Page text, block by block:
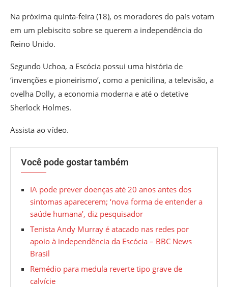
Na próxima quinta-feira (18), os moradores do país votam
em um plebiscito sobre se querem a independência do
Reino Unido.
Segundo Uchoa, a Escócia possui uma história de
‘invenções e pioneirismo’, como a penicilina, a televisão, a
ovelha Dolly, a economia moderna e até o detetive
Sherlock Holmes.
Assista ao vídeo.
Você pode gostar também
IA pode prever doenças até 20 anos antes dos
sintomas aparecerem; ‘nova forma de entender a
saúde humana’, diz pesquisador
Tenista Andy Murray é atacado nas redes por
apoio à independência da Escócia – BBC News
Brasil
Remédio para medula reverte tipo grave de
calvície